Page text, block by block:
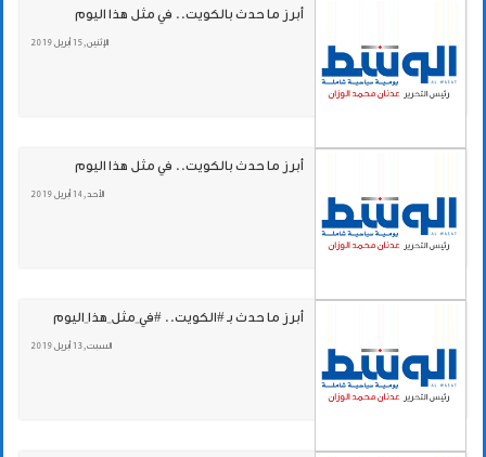
أبرز ما حدث بالكويت.. في مثل هذا اليوم
الإثنين , 15 أبريل 2019
أبرز ما حدث بالكويت.. في مثل هذا اليوم
الأحد , 14 أبريل 2019
أبرز ما حدث بـ #الكويت.. #في_مثل_هذا_اليوم
السبت , 13 أبريل 2019